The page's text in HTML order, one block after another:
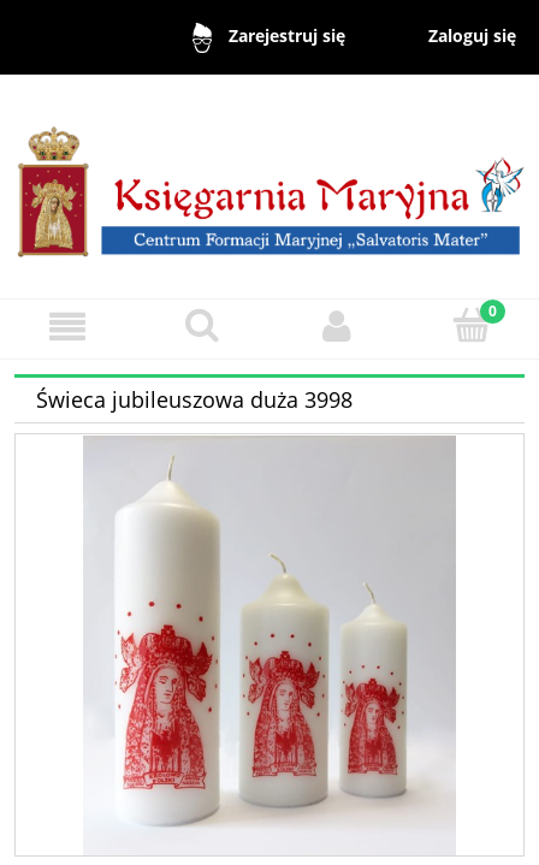
Zarejestruj się Zaloguj się
Świeca jubileuszowa duża 3998